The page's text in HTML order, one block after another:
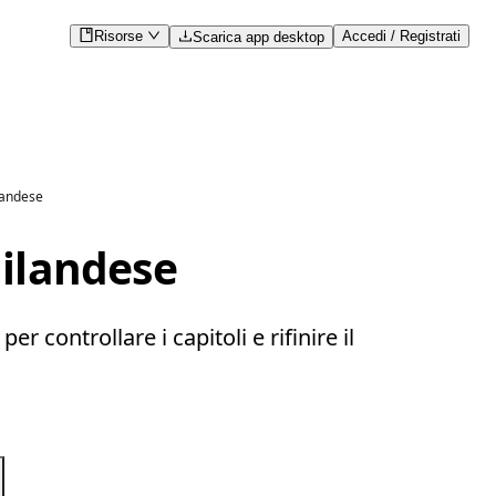
Risorse Scarica app desktop Accedi / Registrati
controllare i capitoli e rifinire il